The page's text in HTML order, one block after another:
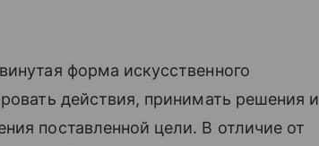
форма искусственного
действия, принимать решения и
поставленной цели. В отличие от